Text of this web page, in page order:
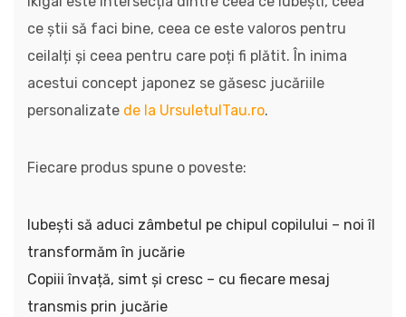
ce știi să faci bine, ceea ce este valoros pentru
ceilalți și ceea pentru care poți fi plătit. În inima
acestui concept japonez se găsesc jucăriile
personalizate de la UrsuletulTau.ro.
Fiecare produs spune o poveste:
Iubești să aduci zâmbetul pe chipul copilului – noi îl
transformăm în jucărie
Copiii învață, simt și cresc – cu fiecare mesaj
transmis prin jucărie